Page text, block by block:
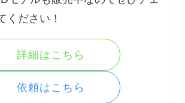
ください！
詳細はこちら
依頼はこちら